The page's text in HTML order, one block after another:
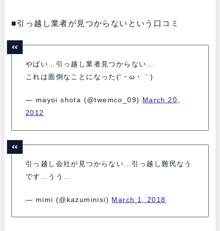
■引っ越し業者が見つからないという口コミ
やばい…引っ越し業者見つからない…
これは面倒なことになった(′・ω・｀)
— mayoi shota (@twemco_09) March 20,
2012
引っ越し会社が見つからない…引っ越し難民なう
です…うう…
— mimi (@kazuminisi) March 1, 2018